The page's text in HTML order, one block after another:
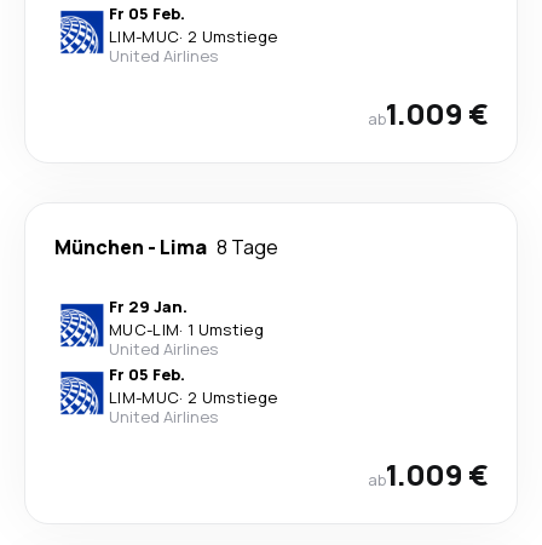
Fr 05 Feb.
LIM-MUC· 2 Umstiege
United Airlines
ab1.009 €
München - Lima 8 Tage
Fr 29 Jan.
MUC-LIM· 1 Umstieg
United Airlines
Fr 05 Feb.
LIM-MUC· 2 Umstiege
United Airlines
ab1.009 €